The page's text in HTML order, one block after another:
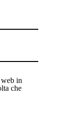
in
che